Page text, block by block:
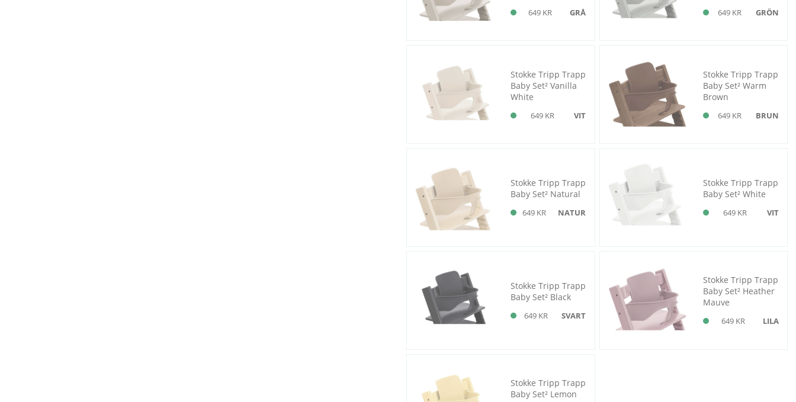
649 KR GRÅ 649 KR GRÖN
Stokke Tripp Trapp
Baby Set² Vanilla
White
649 KR VIT
Stokke Tripp Trapp
Baby Set² Warm
Brown
649 KR BRUN
Stokke Tripp Trapp
Baby Set² Natural
649 KR NATUR
Stokke Tripp Trapp
Baby Set² White
649 KR VIT
Stokke Tripp Trapp
Baby Set² Black
649 KR SVART
Stokke Tripp Trapp
Baby Set² Heather
Mauve
649 KR LILA
Stokke Tripp Trapp
Baby Set² Lemon